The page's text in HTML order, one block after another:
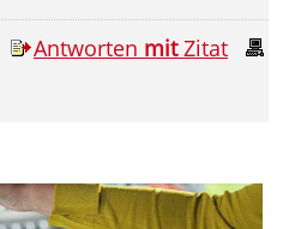
Antworten mitZitat